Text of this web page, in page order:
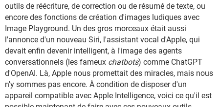
outils de réécriture, de correction ou de résumé de texte, ou
encore des fonctions de création d'images ludiques avec
Image Playground. Un des gros morceaux était aussi
l'annonce d'un nouveau Siri, l'assistant vocal d'Apple, qui
devait enfin devenir intelligent, à l'image des agents
conversationnels (les fameux chatbots) comme ChatGPT
d'OpenAI. Là, Apple nous promettait des miracles, mais nous
n'y sommes pas encore. À condition de disposer d'un
appareil compatible avec Apple Intelligence, voici ce qu'il est